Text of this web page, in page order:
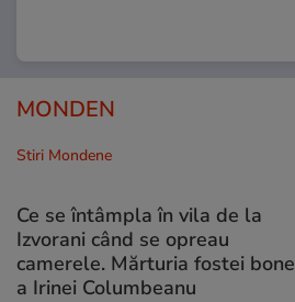
MONDEN
Stiri Mondene
Ce se întâmpla în vila de la
Izvorani când se opreau
camerele. Mărturia fostei bone
a Irinei Columbeanu